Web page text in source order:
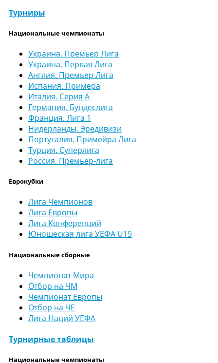
Турниры
Национальные чемпионаты
Украина. Премьер Лига
Украина. Первая Лига
Англия. Премьер Лига
Испания. Примера
Италия. Серия А
Германия. Бундеслига
Франция. Лига 1
Нидерланды. Эредивизи
Португалия. Примейра Лига
Турция. Суперлига
Россия. Премьер-лига
Еврокубки
Лига Чемпионов
Лига Европы
Лига Конференций
Юношеская лига УЕФА U19
Национальные сборные
Чемпионат Мира
Отбор на ЧМ
Чемпионат Европы
Отбор на ЧЕ
Лига Наций УЕФА
Турнирные таблицы
Национальные чемпионаты